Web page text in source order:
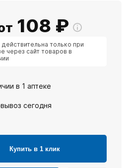
108 ₽
только при
через сайт товаров в
в 1 аптеке
сегодня
Купить в 1 клик